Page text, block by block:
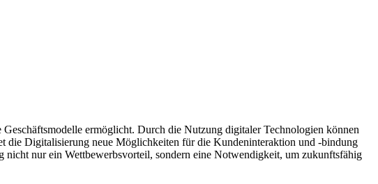
ermöglicht. Durch die Nutzung digitaler Technologien können
die Digitalisierung neue Möglichkeiten für die Kundeninteraktion und -bindung
nur ein Wettbewerbsvorteil, sondern eine Notwendigkeit, um zukunftsfähig